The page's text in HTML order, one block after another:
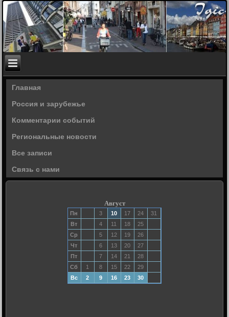
Главная
Россия и зарубежье
Комментарии событий
Региональные новости
Все записи
Связь с нами
Август
Пн 3 10 17 24
31
Вт
4 11 18
25
Ср
5 12 19
26
Чт
6 13 20
27
Пт
7 14 21
28
Сб
1 8 15 22
29
Вс
2 9 16 23 30